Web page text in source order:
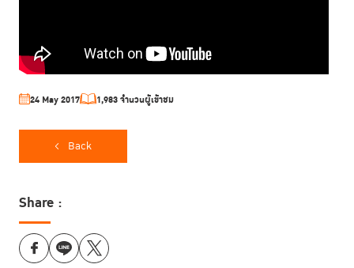
24 May 2017 1,983 จำนวนผู้เข้าชม
Back
Share :